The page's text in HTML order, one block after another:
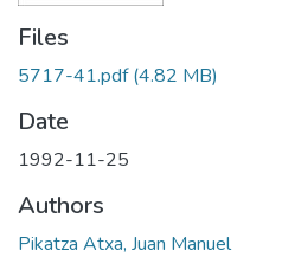
Files
5717-41.pdf(4.82 MB)
Date
1992-11-25
Authors
Pikatza Atxa, Juan Manuel